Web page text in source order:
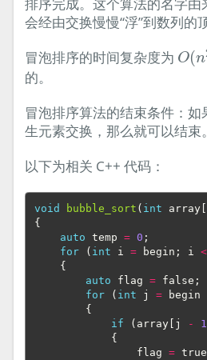
会经由交换慢慢“浮”到数列的
冒泡排序的时间复杂度为 O(n
O(
的。
冒泡排序算法的结束条件：
生元素交换，那么就可以结束。
以下为相关 C++ 代码：
void bubble_sort ( int array
{
auto
temp = 0 ;
for
( int i = begin ; i
{
auto
flag = false ;
for
( int j = begin
{
if
( array j - 1
{
flag
= true